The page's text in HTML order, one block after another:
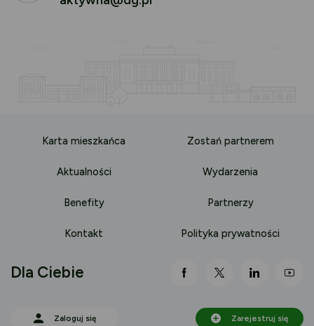
Karta mieszkańca Zostań partnerem
Aktualności Wydarzenia
Benefity Partnerzy
Kontakt Polityka prywatności
link otwiera się nowej
link otwiera się
link
Dla Ciebie
Zaloguj się Zarejestruj się